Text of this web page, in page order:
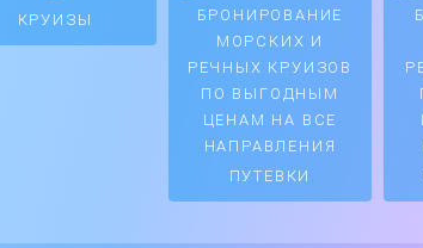
КРУИЗЫ
ПУТЕВКИ